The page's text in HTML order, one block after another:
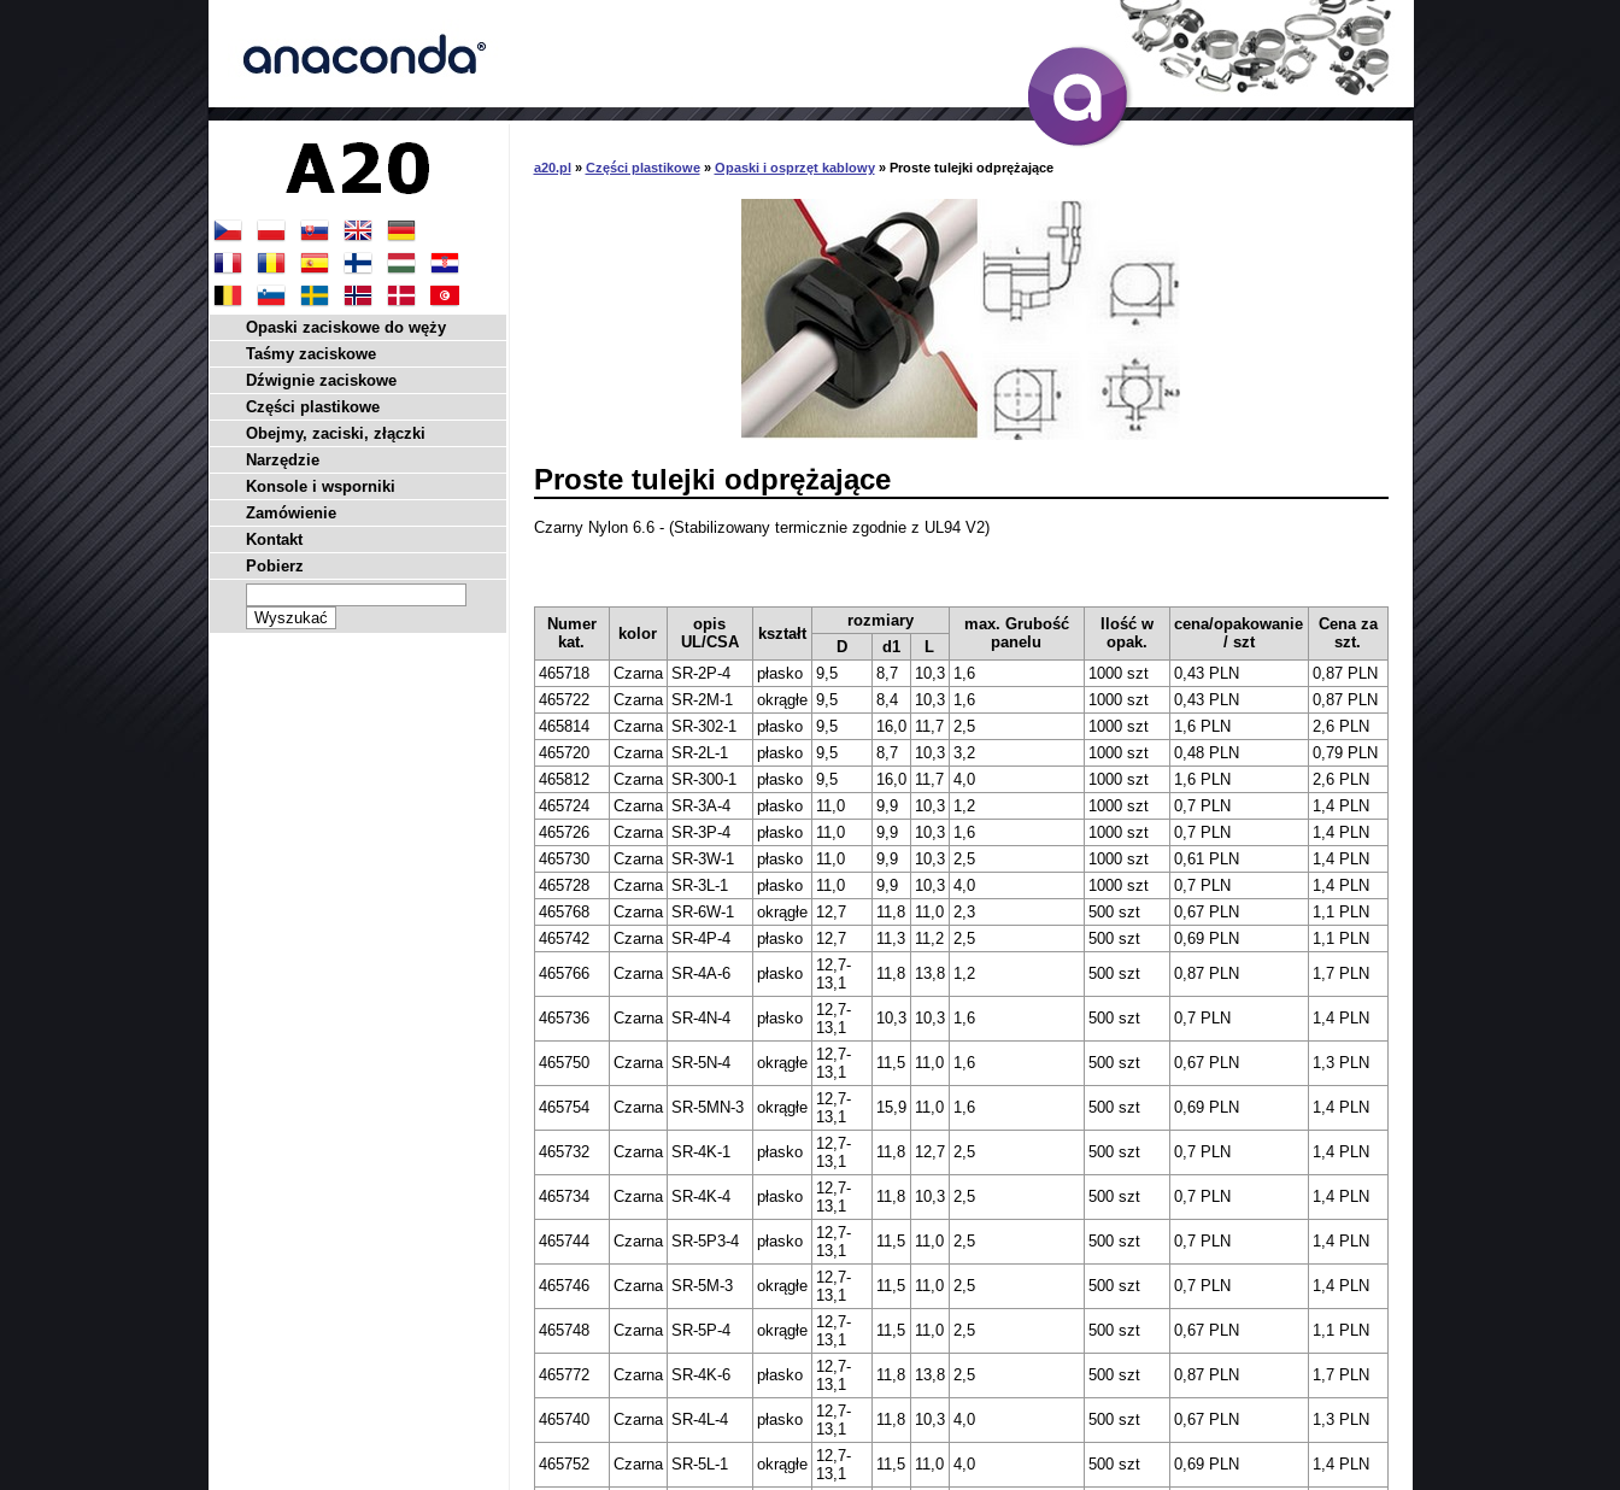
a20.pl» Części plastikowe» Opaski i osprzęt kablowy» Proste tulejki odprężające
Proste tulejki odprężające
Czarny Nylon 6.6 - (Stabilizowany termicznie zgodnie z UL94 V2)
Numer
kat.
kolor
opis
UL/CSA
kształt
rozmiary
max. Grubość
panelu
Ilość w
opak.
cena/opakowanie
/ szt
Cena za
szt.
D d1
L
465718
Czarna SR-2P-4 płasko 9,5 8,7 10,3 1,6 1000 szt 0,43 PLN
0,87 PLN
465722
Czarna SR-2M-1 okrągłe 9,5 8,4 10,3 1,6 1000 szt 0,43 PLN
0,87 PLN
465814
Czarna SR-302-1 płasko 9,5 16,0 11,7 2,5 1000 szt 1,6 PLN
2,6 PLN
465720
Czarna SR-2L-1 płasko 9,5 8,7 10,3 3,2 1000 szt 0,48 PLN
0,79 PLN
465812
Czarna SR-300-1 płasko 9,5 16,0 11,7 4,0 1000 szt 1,6 PLN
2,6 PLN
465724
Czarna SR-3A-4 płasko 11,0 9,9 10,3 1,2 1000 szt 0,7 PLN
1,4 PLN
465726
Czarna SR-3P-4 płasko 11,0 9,9 10,3 1,6 1000 szt 0,7 PLN
1,4 PLN
465730
Czarna SR-3W-1 płasko 11,0 9,9 10,3 2,5 1000 szt 0,61 PLN
1,4 PLN
465728
Czarna SR-3L-1 płasko 11,0 9,9 10,3 4,0 1000 szt 0,7 PLN
1,4 PLN
465768
Czarna SR-6W-1 okrągłe 12,7 11,8 11,0 2,3 500 szt 0,67 PLN
1,1 PLN
465742
Czarna SR-4P-4 płasko 12,7 11,3 11,2 2,5 500 szt 0,69 PLN
1,1 PLN
465766
Czarna SR-4A-6 płasko
12,7-
13,1
11,8 13,8 1,2 500 szt 0,87 PLN 1,7 PLN
465736 Czarna SR-4N-4 płasko
12,7-
13,1
10,3 10,3 1,6 500 szt 0,7 PLN 1,4 PLN
465750 Czarna SR-5N-4 okrągłe 12,7-
13,1
11,5 11,0 1,6 500 szt 0,67 PLN 1,3 PLN
465754 Czarna SR-5MN-3 okrągłe 12,7-
13,1
15,9 11,0 1,6 500 szt 0,69 PLN 1,4 PLN
465732 Czarna SR-4K-1 płasko
12,7-
13,1
11,8 12,7 2,5 500 szt 0,7 PLN 1,4 PLN
465734 Czarna SR-4K-4 płasko
12,7-
13,1
11,8 10,3 2,5 500 szt 0,7 PLN 1,4 PLN
465744 Czarna SR-5P3-4 płasko
12,7-
13,1
11,5 11,0 2,5 500 szt 0,7 PLN 1,4 PLN
465746 Czarna SR-5M-3 okrągłe 12,7-
13,1
11,5 11,0 2,5 500 szt 0,7 PLN 1,4 PLN
465748 Czarna SR-5P-4 okrągłe 12,7-
13,1
11,5 11,0 2,5 500 szt 0,67 PLN 1,1 PLN
465772 Czarna SR-4K-6 płasko
12,7-
13,1
11,8 13,8 2,5 500 szt 0,87 PLN 1,7 PLN
465740 Czarna SR-4L-4 płasko
12,7-
13,1
11,8 10,3 4,0 500 szt 0,67 PLN 1,3 PLN
465752 Czarna SR-5L-1 okrągłe 12,7-
13,1
11,5 11,0 4,0 500 szt 0,69 PLN 1,4 PLN
Opaski zaciskowe do węży
Taśmy zaciskowe
Dźwignie zaciskowe
Części plastikowe
Obejmy, zaciski, złączki
Narzędzie
Konsole i wsporniki
Zamówienie
Kontakt
Pobierz